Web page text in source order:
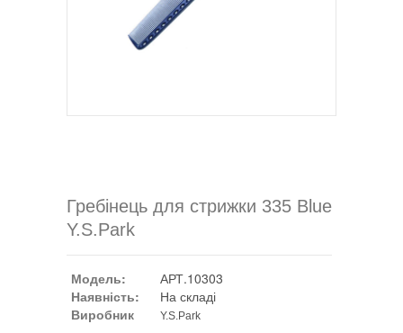
Гребінець для стрижки 335 Blue
Y.S.Park
Модель:
АРТ.10303
Наявність:
На складі
Виробник
Y.S.Park